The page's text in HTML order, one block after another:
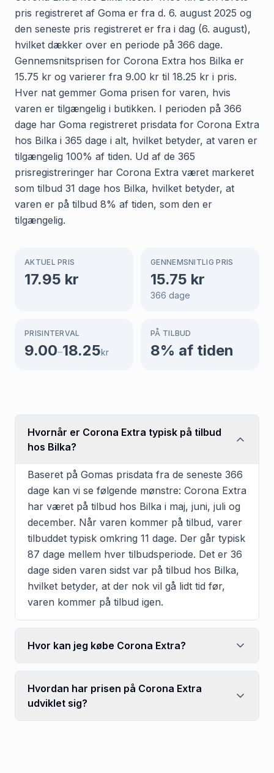
pris registreret af Goma er fra d. 6. august 2025 og
den seneste pris registreret er fra i dag (6. august),
hvilket dækker over en periode på 366 dage.
Gennemsnitsprisen for Corona Extra hos Bilka er
15.75 kr og varierer fra 9.00 kr til 18.25 kr i pris.
Hver nat gemmer Goma prisen for varen, hvis
varen er tilgængelig i butikken. I perioden på 366
dage har Goma registreret prisdata for Corona Extra
hos Bilka i 365 dage i alt, hvilket betyder, at varen er
tilgængelig 100% af tiden. Ud af de 365
prisregistreringer har Corona Extra været markeret
som tilbud 31 dage hos Bilka, hvilket betyder, at
varen er på tilbud 8% af tiden, som den er
tilgængelig.
AKTUEL PRIS
17.95 kr
GENNEMSNITLIG PRIS
15.75 kr
366 dage
PRISINTERVAL
9.00–18.25kr
PÅ TILBUD
8% af tiden
Hvornår er Corona Extra typisk på tilbud
hos Bilka?
Baseret på Gomas prisdata fra de seneste 366
dage kan vi se følgende mønstre: Corona Extra
har været på tilbud hos Bilka i maj, juni, juli og
december. Når varen kommer på tilbud, varer
tilbuddet typisk omkring 11 dage. Der går typisk
87 dage mellem hver tilbudsperiode. Det er 36
dage siden varen sidst var på tilbud hos Bilka,
hvilket betyder, at der nok vil gå lidt tid før,
varen kommer på tilbud igen.
Hvor kan jeg købe Corona Extra?
Hvordan har prisen på Corona Extra
udviklet sig?